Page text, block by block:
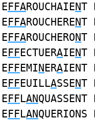
EFFAROUCHAIENT
EFFAROUCHERENT
EFFAROUCHERONT
EFFECTUERAIENT
EFFEMINERAIENT
EFFEUILLASSENT
EFFLANQUASSENT
EFFLANQUERIONS